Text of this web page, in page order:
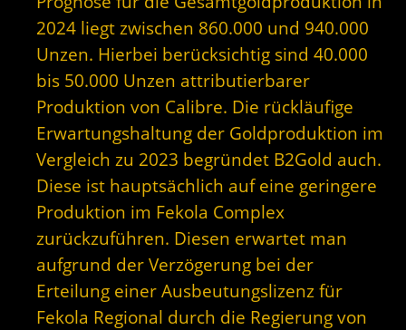
2024 liegt zwischen 860.000 und 940.000
Unzen. Hierbei berücksichtig sind 40.000
bis 50.000 Unzen attributierbarer
Produktion von Calibre. Die rückläufige
Erwartungshaltung der Goldproduktion im
Vergleich zu 2023 begründet B2Gold auch.
Diese ist hauptsächlich auf eine geringere
Produktion im Fekola Complex
zurückzuführen. Diesen erwartet man
aufgrund der Verzögerung bei der
Erteilung einer Ausbeutungslizenz für
Fekola Regional durch die Regierung von